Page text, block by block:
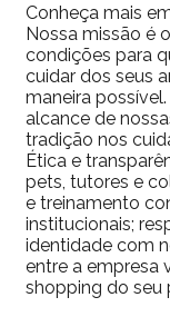
Conheça mais
Nossa missão é
condições para
cuidar dos seus
maneira
alcance de
tradição nos
Ética e
pets, tutores e
e treinamento
institucionais;
identidade com
entre a empresa
shopping do seu